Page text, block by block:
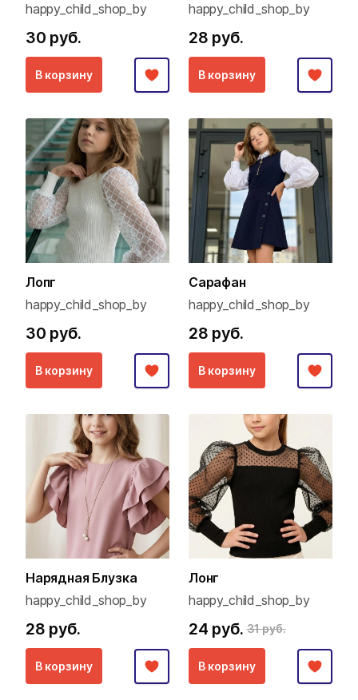
happy_child_shop_by
30 руб.
В корзину
happy_child_shop_by
28 руб.
В корзину
Лопг
happy_child_shop_by
30 руб.
В корзину
Сарафан
happy_child_shop_by
28 руб.
В корзину
Нарядная Блузка
happy_child_shop_by
28 руб.
В корзину
Лонг
happy_child_shop_by
24 руб. 31 руб.
В корзину